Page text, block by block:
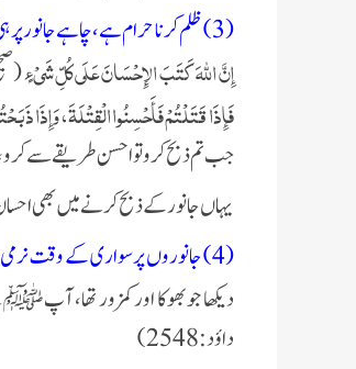
(3) ظلم کرنا حرام ہے، چاہے جانور پر ہی کیوں نہ ہو:
إِنَّ اللَّهَ كَتَبَ الإِحْسَانَ عَلَى كُلِّ شَيْءٍ(صحیح مسلم:
فَإِذَا قَتَلْتُمْ فَأَحْسِنُوا الْقِتْلَةَ، وَإِذَا
جب تم ذبح کرو تو احسن طریقے سے
یہاں جانور کے ذبح کرنے میں بھی احسان
(4) جانوروں پر سواری کے وقت نرمی:
دیکھا جو بھوکا اور کمزور تھا، آپ ﷺ
داؤد: 2548)